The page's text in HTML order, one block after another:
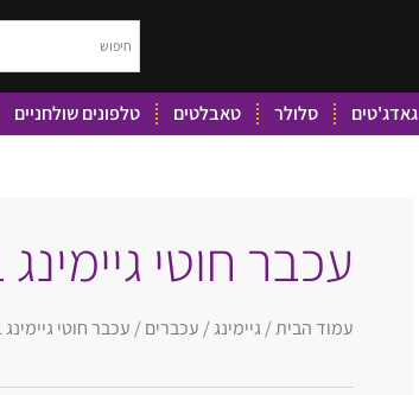
גאדג'טים סלולר טאבלטים טלפונים שולחניים
עכבר חוטי גיימינג MEETION M371
עמוד הבית/גיימינג/עכברים / עכבר חוטי גיימינג MEETION M371